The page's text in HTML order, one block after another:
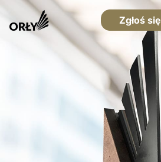
Zgłoś się